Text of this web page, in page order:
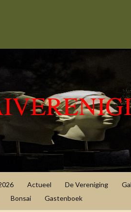
Actueel De Vereniging
Bonsai Gastenboek